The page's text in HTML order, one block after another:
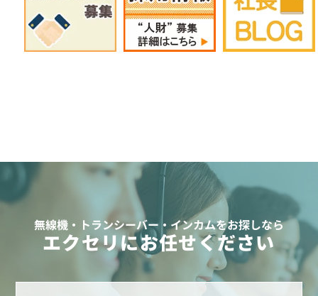
無線機・トランシーバー・インカムをお探しなら
エクセリにお任せください